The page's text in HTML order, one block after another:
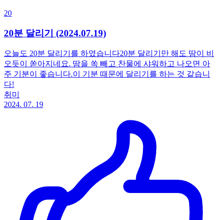
20
20분 달리기 (2024.07.19)
오늘도 20분 달리기를 하였습니다20분 달리기만 해도 땀이 비
오듯이 쏟아지네요. 땀을 쏙 빼고 찬물에 샤워하고 나오면 아
주 기분이 좋습니다.이 기분 때문에 달리기를 하는 것 같습니
다!
취미
2024. 07. 19